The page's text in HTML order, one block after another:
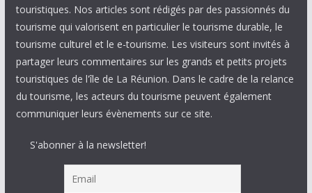
touristiques. Nos articles sont rédigés par des passionnés du
tourisme qui valorisent en particulier le tourisme durable, le
tourisme culturel et le e-tourisme. Les visiteurs sont invités à
partager leurs commentaires sur les grands et petits projets
touristiques de l'île de La Réunion. Dans le cadre de la relance
du tourisme, les acteurs du tourisme peuvent également
communiquer leurs évènements sur ce site.
S'abonner à la newsletter!